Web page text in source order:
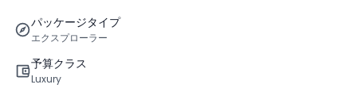
パッケージタイプ
エクスプローラー
予算クラス
Luxury